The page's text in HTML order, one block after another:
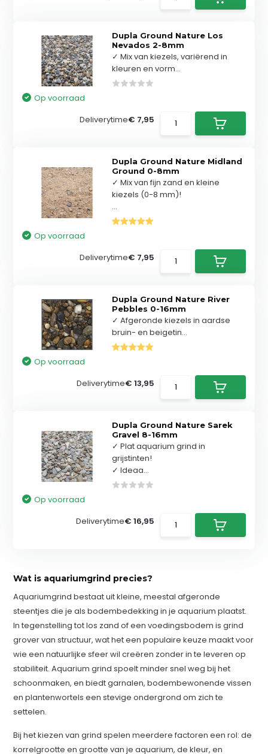
Dupla Ground Nature Los
Nevados 2-8mm
✓ Mix van kiezels, variërend in
kleuren en vorm...
Op voorraad
Deliverytime€ 7,95
Dupla Ground Nature Midland
Ground 0-8mm
✓ Mix van fijn zand en kleine
kiezels (0-8 mm)!
...
Op voorraad
Deliverytime€ 7,95
Dupla Ground Nature River
Pebbles 0-16mm
✓ Afgeronde kiezels in aardse
bruin- en beigetin...
Op voorraad
Deliverytime€ 13,95
Dupla Ground Nature Sarek
Gravel 8-16mm
✓ Plat aquarium grind in
grijstinten!
✓ Ideaa...
Op voorraad
Deliverytime€ 16,95
Wat is aquariumgrind precies?
Aquariumgrind bestaat uit kleine, meestal afgeronde
steentjes die je als bodembedekking in je aquarium plaatst.
In tegenstelling tot los zand of een voedingsbodem is grind
grover van structuur, wat het een populaire keuze maakt voor
wie een natuurlijke sfeer wil creëren zonder in te leveren op
stabiliteit. Aquarium grind spoelt minder snel weg bij het
schoonmaken, en biedt garnalen, bodembewonende vissen
en plantenwortels een stevige ondergrond om zich te
settelen.
Bij het kiezen van grind spelen meerdere factoren een rol: de
korrelgrootte en grootte van je aquarium, de kleur, en